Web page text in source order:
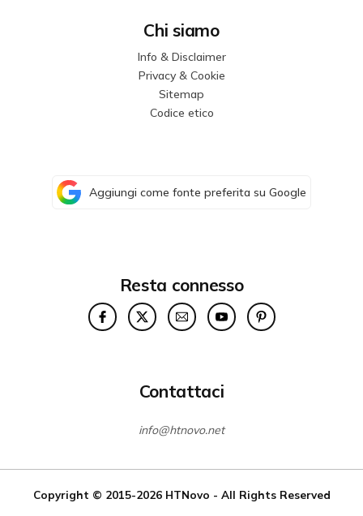
Chi siamo
Info & Disclaimer
Privacy & Cookie
Sitemap
Codice etico
Aggiungi come fonte preferita su Google
Resta connesso
Contattaci
info@htnovo.net
Copyright © 2015-2026 HTNovo - All Rights Reserved